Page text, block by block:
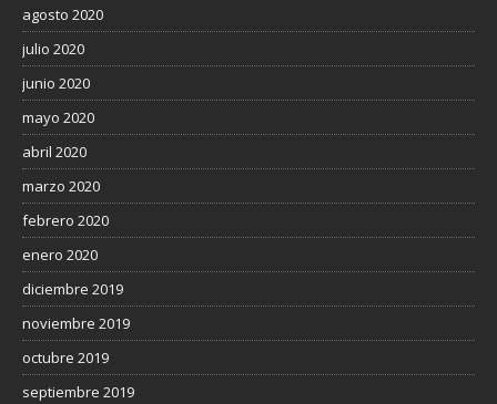
agosto 2020
julio 2020
junio 2020
mayo 2020
abril 2020
marzo 2020
febrero 2020
enero 2020
diciembre 2019
noviembre 2019
octubre 2019
septiembre 2019